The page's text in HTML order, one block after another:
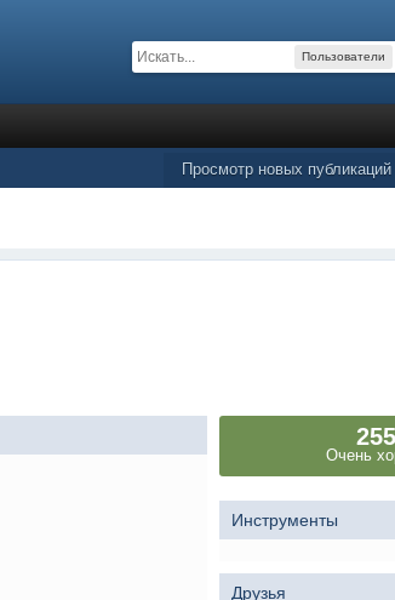
Пользователи
Просмотр новых публикаций
Очень
Инструменты
Друзья